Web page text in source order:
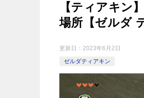
【ティアキン
場所【ゼルダ
更新日： 2023年6月2日
ゼルダティアキン